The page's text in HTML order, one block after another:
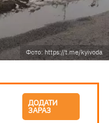
Фото: https://t.me/kyivoda
ДОДАТИ
ЗАРАЗ